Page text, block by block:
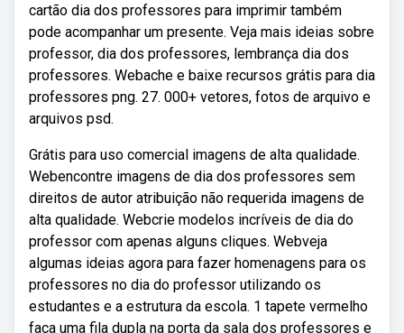
cartão dia dos professores para imprimir também
pode acompanhar um presente. Veja mais ideias sobre
professor, dia dos professores, lembrança dia dos
professores. Webache e baixe recursos grátis para dia
professores png. 27. 000+ vetores, fotos de arquivo e
arquivos psd.
Grátis para uso comercial imagens de alta qualidade.
Webencontre imagens de dia dos professores sem
direitos de autor atribuição não requerida imagens de
alta qualidade. Webcrie modelos incríveis de dia do
professor com apenas alguns cliques. Webveja
algumas ideias agora para fazer homenagens para os
professores no dia do professor utilizando os
estudantes e a estrutura da escola. 1 tapete vermelho
faça uma fila dupla na porta da sala dos professores e